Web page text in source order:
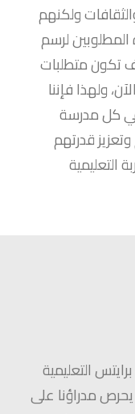
ولكنهم
المطلوبين لرسم
تكون متطلبات
ولهذا فإننا
في كل مدرسة
قدرتهم
التعليمية
التعليمية
يحرص مدراؤنا على